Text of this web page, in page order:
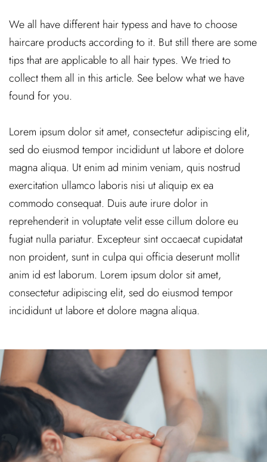
We all have different hair typess and have to choose
haircare products according to it. But still there are some
tips that are applicable to all hair types. We tried to
collect them all in this article. See below what we have
found for you.
Lorem ipsum dolor sit amet, consectetur adipiscing elit,
sed do eiusmod tempor incididunt ut labore et dolore
magna aliqua. Ut enim ad minim veniam, quis nostrud
exercitation ullamco laboris nisi ut aliquip ex ea
commodo consequat. Duis aute irure dolor in
reprehenderit in voluptate velit esse cillum dolore eu
fugiat nulla pariatur. Excepteur sint occaecat cupidatat
non proident, sunt in culpa qui officia deserunt mollit
anim id est laborum. Lorem ipsum dolor sit amet,
consectetur adipiscing elit, sed do eiusmod tempor
incididunt ut labore et dolore magna aliqua.